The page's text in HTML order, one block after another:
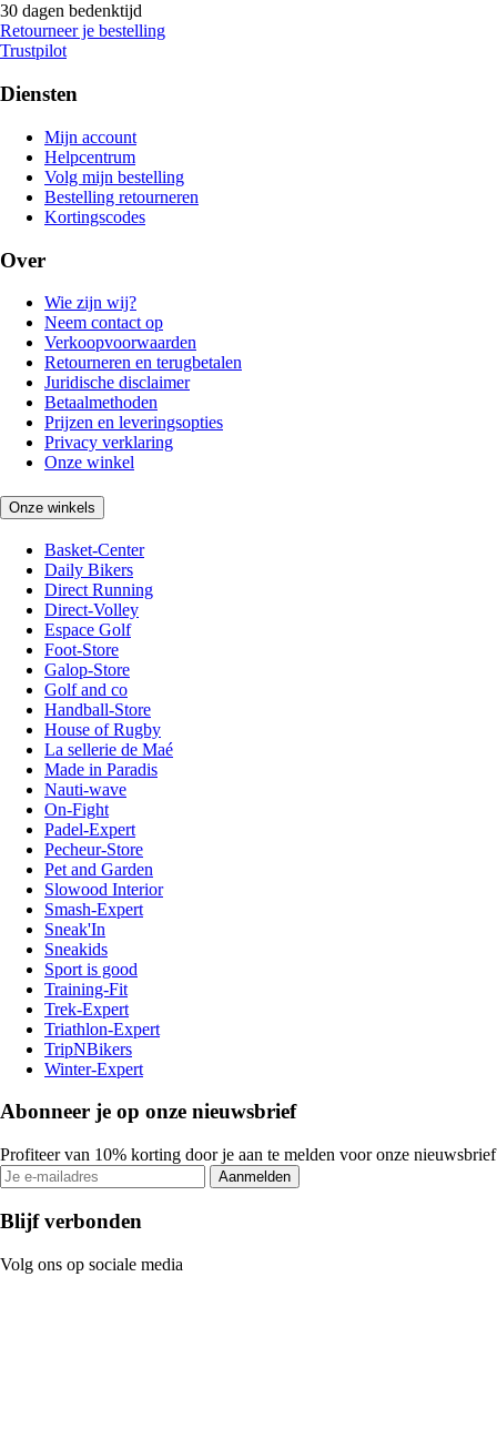
30 dagen bedenktijd
Retourneer je bestelling
Trustpilot
Diensten
Mijn account
Helpcentrum
Volg mijn bestelling
Bestelling retourneren
Kortingscodes
Over
Wie zijn wij?
Neem contact op
Verkoopvoorwaarden
Retourneren en terugbetalen
Juridische disclaimer
Betaalmethoden
Prijzen en leveringsopties
Privacy verklaring
Onze winkel
Onze winkels
Basket-Center
Daily Bikers
Direct Running
Direct-Volley
Espace Golf
Foot-Store
Galop-Store
Golf and co
Handball-Store
House of Rugby
La sellerie de Maé
Made in Paradis
Nauti-wave
On-Fight
Padel-Expert
Pecheur-Store
Pet and Garden
Slowood Interior
Smash-Expert
Sneak'In
Sneakids
Sport is good
Training-Fit
Trek-Expert
Triathlon-Expert
TripNBikers
Winter-Expert
Abonneer je op onze nieuwsbrief
Profiteer van 10% korting door je aan te melden voor onze nieuwsbrief
Aanmelden
Blijf verbonden
Volg ons op sociale media